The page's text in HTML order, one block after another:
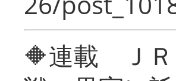
🔶連載 ＪＲ